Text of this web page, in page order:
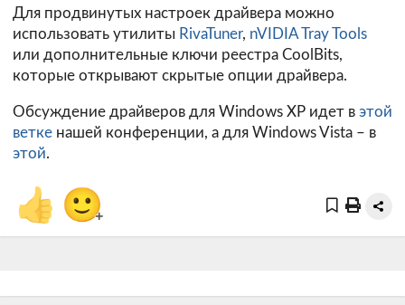
Для продвинутых настроек драйвера можно
использовать утилиты RivaTuner, nVIDIA Tray Tools
или дополнительные ключи реестра CoolBits,
которые открывают скрытые опции драйвера.
Обсуждение драйверов для Windows XP идет в этой
ветке нашей конференции, а для Windows Vista – в
этой.
👍 🙂+